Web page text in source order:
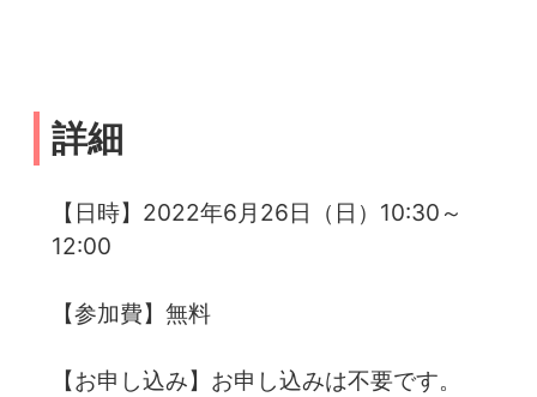
詳細
【日時】2022年6月26日（日）10:30～
12:00
【参加費】無料
【お申し込み】お申し込みは不要です。